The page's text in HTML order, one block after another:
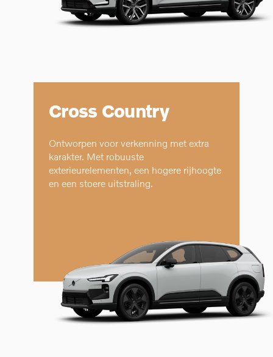
Cross Country
Ontworpen voor verkenning met extra
karakter. Met robuuste
exterieurelementen, een hogere rijhoogte
en een stoere uitstraling.